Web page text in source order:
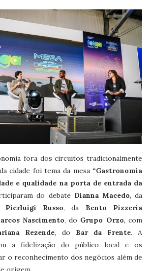
fora dos circuitos tradicionalmente
cidade foi tema da mesa “Gastronomia
e qualidade na porta de entrada da
do debate Dianna Macedo, da
Pierluigi Russo, da Bento Pizzeria
Nascimento, do Grupo Orzo, com
Rezende, do Bar da Frente. A
a fidelização do público local e os
o reconhecimento dos negócios além de